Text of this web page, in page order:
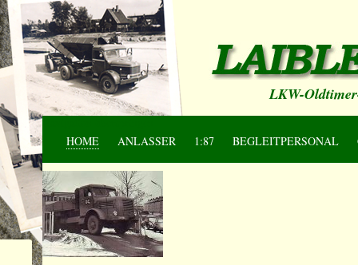
HOME
ANLASSER 1:87 BEGLEITPERSONAL
LKW-